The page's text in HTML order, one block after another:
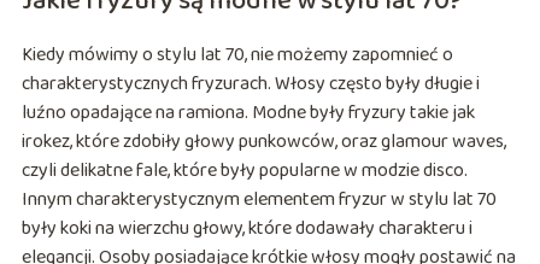
Kiedy mówimy o stylu lat 70, nie możemy zapomnieć o
charakterystycznych fryzurach. Włosy często były długie i
luźno opadające na ramiona. Modne były fryzury takie jak
irokez, które zdobiły głowy punkowców, oraz glamour waves,
czyli delikatne fale, które były popularne w modzie disco.
Innym charakterystycznym elementem fryzur w stylu lat 70
były koki na wierzchu głowy, które dodawały charakteru i
elegancji. Osoby posiadające krótkie włosy mogły postawić na